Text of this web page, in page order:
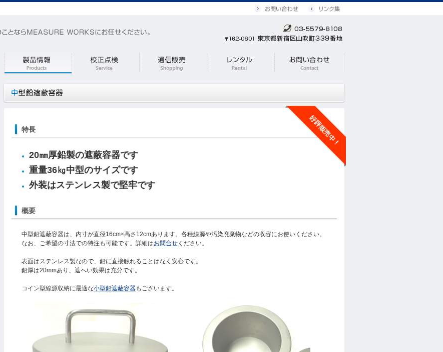
特長
20㎜厚鉛製の遮蔽容器です
重量36㎏中型のサイズです
外装はステンレス製で堅牢です
概要
中型鉛遮蔽容器は、内寸が直径16cm×高さ12cmあります。各種線源や汚染廃棄物などの収容にお使いください。
なお、ご希望の寸法での特注も可能です。詳細はお問合せ ください。
表面はステンレス製なので、鉛に直接触れることはなく安心です。
鉛厚は20mmあり、遮へい効果は充分です。
コイン型線源収納に最適な小型鉛遮蔽容器もございます。